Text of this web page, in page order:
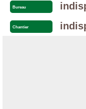
Bureau
Chantier